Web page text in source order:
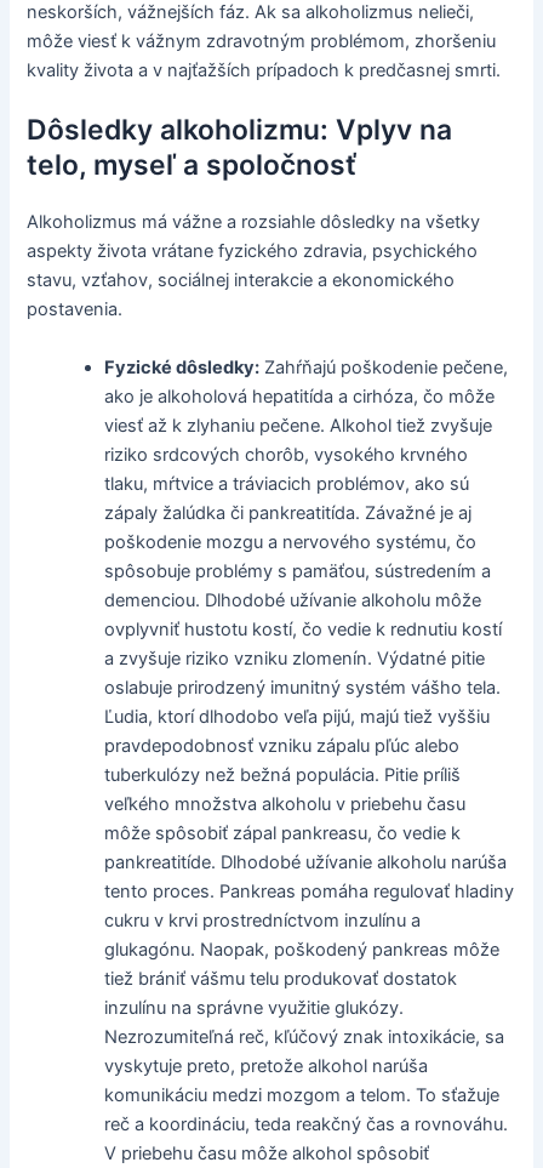
neskorších, vážnejších fáz. Ak sa alkoholizmus nelieči,
môže viesť k vážnym zdravotným problémom, zhoršeniu
kvality života a v najťažších prípadoch k predčasnej smrti.
Dôsledky alkoholizmu: Vplyv na
telo, myseľ a spoločnosť
Alkoholizmus má vážne a rozsiahle dôsledky na všetky
aspekty života vrátane fyzického zdravia, psychického
stavu, vzťahov, sociálnej interakcie a ekonomického
postavenia.
Fyzické dôsledky: Zahŕňajú poškodenie pečene,
ako je alkoholová hepatitída a cirhóza, čo môže
viesť až k zlyhaniu pečene. Alkohol tiež zvyšuje
riziko srdcových chorôb, vysokého krvného
tlaku, mŕtvice a tráviacich problémov, ako sú
zápaly žalúdka či pankreatitída. Závažné je aj
poškodenie mozgu a nervového systému, čo
spôsobuje problémy s pamäťou, sústredením a
demenciou. Dlhodobé užívanie alkoholu môže
ovplyvniť hustotu kostí, čo vedie k rednutiu kostí
a zvyšuje riziko vzniku zlomenín. Výdatné pitie
oslabuje prirodzený imunitný systém vášho tela.
Ľudia, ktorí dlhodobo veľa pijú, majú tiež vyššiu
pravdepodobnosť vzniku zápalu pľúc alebo
tuberkulózy než bežná populácia. Pitie príliš
veľkého množstva alkoholu v priebehu času
môže spôsobiť zápal pankreasu, čo vedie k
pankreatitíde. Dlhodobé užívanie alkoholu narúša
tento proces. Pankreas pomáha regulovať hladiny
cukru v krvi prostredníctvom inzulínu a
glukagónu. Naopak, poškodený pankreas môže
tiež brániť vášmu telu produkovať dostatok
inzulínu na správne využitie glukózy.
Nezrozumiteľná reč, kľúčový znak intoxikácie, sa
vyskytuje preto, pretože alkohol narúša
komunikáciu medzi mozgom a telom. To sťažuje
reč a koordináciu, teda reakčný čas a rovnováhu.
V priebehu času môže alkohol spôsobiť